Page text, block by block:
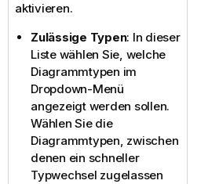
aktivieren.
Zulässige Typen: In dieser
Liste wählen Sie, welche
Diagrammtypen im
Dropdown-Menü
angezeigt werden sollen.
Wählen Sie die
Diagrammtypen, zwischen
denen ein schneller
Typwechsel zugelassen